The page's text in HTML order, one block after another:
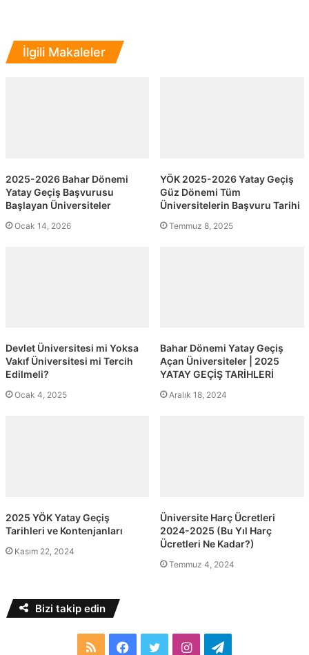
İlgili Makaleler
2025-2026 Bahar Dönemi
Yatay Geçiş Başvurusu
Başlayan Üniversiteler
Ocak 14, 2026
YÖK 2025-2026 Yatay Geçiş
Güz Dönemi Tüm
Üniversitelerin Başvuru Tarihi
Temmuz 8, 2025
Devlet Üniversitesi mi Yoksa
Vakıf Üniversitesi mi Tercih
Edilmeli?
Ocak 4, 2025
Bahar Dönemi Yatay Geçiş
Açan Üniversiteler | 2025
YATAY GEÇİŞ TARİHLERİ
Aralık 18, 2024
2025 YÖK Yatay Geçiş
Tarihleri ve Kontenjanları
Kasım 22, 2024
Üniversite Harç Ücretleri
2024-2025 (Bu Yıl Harç
Ücretleri Ne Kadar?)
Temmuz 4, 2024
Bizi takip edin
RSS Facebook
TwitterInstagramTelegram